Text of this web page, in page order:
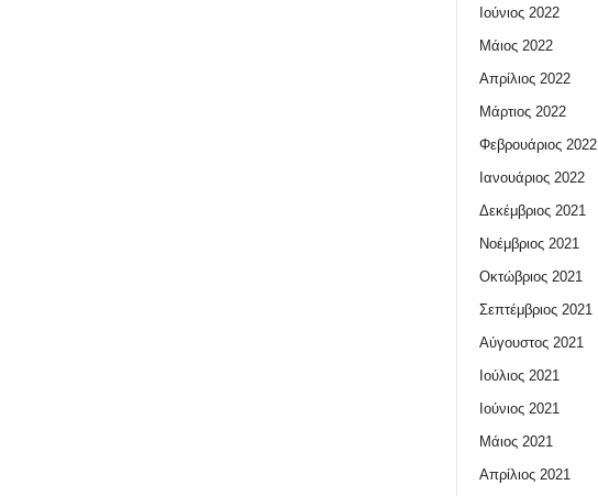
Ιούνιος 2022
Μάιος 2022
Απρίλιος 2022
Μάρτιος 2022
Φεβρουάριος 2022
Ιανουάριος 2022
Δεκέμβριος 2021
Νοέμβριος 2021
Οκτώβριος 2021
Σεπτέμβριος 2021
Αύγουστος 2021
Ιούλιος 2021
Ιούνιος 2021
Μάιος 2021
Απρίλιος 2021